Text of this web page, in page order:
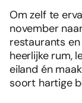
Om zelf te
november
restaurants
heerlijke rum,
eiland én
soort hartige